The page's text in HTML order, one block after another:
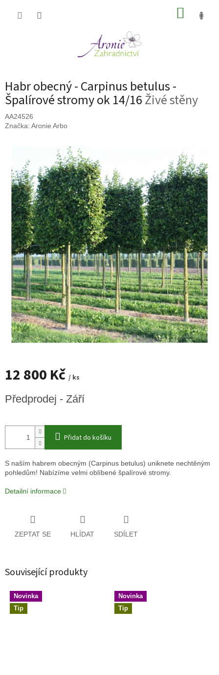
Habr obecný - Carpinus betulus -
Špalírové stromy ok 14/16Živé stěny
AA24526
Značka: Aronie Arbo
12 800 Kč / ks
cena:
Předprodej - Září
Přidat do košíku
S naším habrem obecným (Carpinus betulus) uniknete nechtěným
pohledům! Nabízíme velmi oblíbené špalírové stromy.
Detailní informace
ZEPTAT SE HLÍDAT SDÍLET
Související produkty
Novinka
Tip
Novinka
Tip